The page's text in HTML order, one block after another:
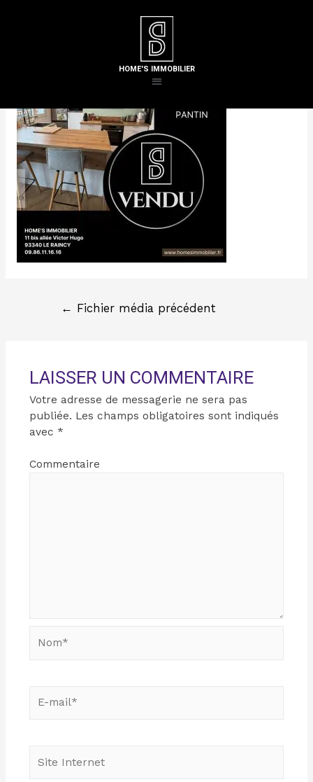
HOME'S IMMOBILIER
/ Par
← Fichier média précédent
LAISSER UN COMMENTAIRE
Votre adresse de messagerie ne sera pas
publiée. Les champs obligatoires sont indiqués
avec *
Commentaire